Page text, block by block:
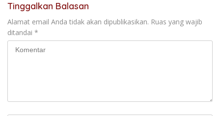
Tinggalkan Balasan
Alamat email Anda tidak akan dipublikasikan. Ruas yang wajib
ditandai *